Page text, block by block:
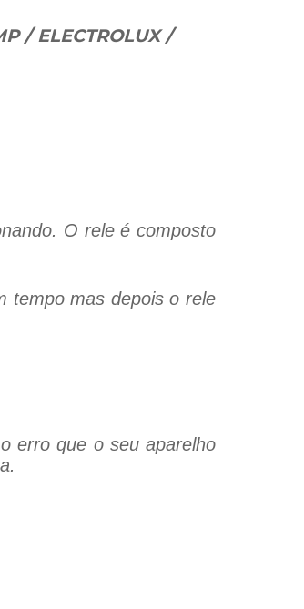
/ ELECTROLUX /
O rele é composto
tempo mas depois o rele
erro que o seu aparelho